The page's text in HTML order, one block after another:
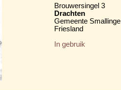
Brouwersingel 3
Drachten
Gemeente
Friesland
In gebruik